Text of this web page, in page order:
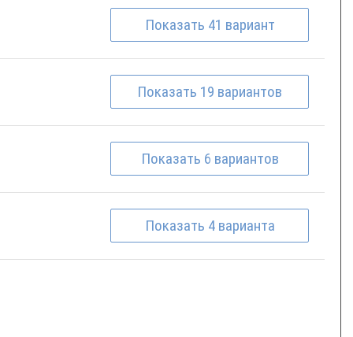
Показать 41 вариант
Показать 19 вариантов
Показать 6 вариантов
Показать 4 варианта